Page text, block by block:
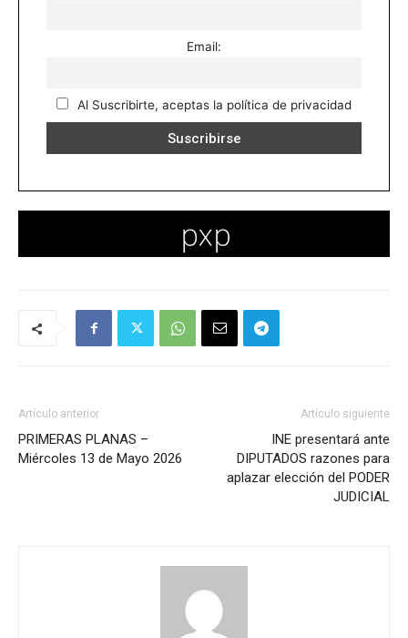
Email:
Al Suscribirte, aceptas la política de privacidad
Artículo anterior
PRIMERAS PLANAS –
Miércoles 13 de Mayo 2026
Artículo siguiente
INE presentará ante
DIPUTADOS razones para
aplazar elección del PODER
JUDICIAL